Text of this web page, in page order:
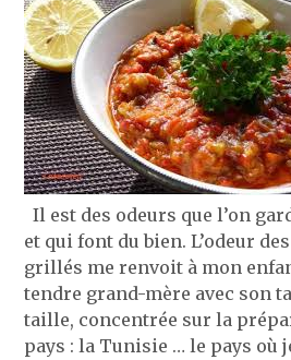
Il est des odeurs que l’on
et qui font du bien. L’odeur
grillés me renvoit à mon
tendre grand-mère avec son
taille, concentrée sur la
pays : la Tunisie … le pays où